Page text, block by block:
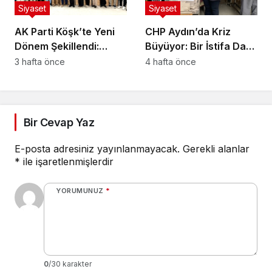
AK Parti Köşk’te Yeni
Dönem Şekillendi:
Başkan Öztürk Ekibini
Siyaset
3 hafta önce
CHP Aydın’da Kriz
Büyüyor: Bir İstifa Da
Köşk’ten Geldi
Siyaset
4 hafta önce
Bir Cevap Yaz
E-posta adresiniz yayınlanmayacak. Gerekli alanlar
* ile işaretlenmişlerdir
YORUMUNUZ *
0/30 karakter